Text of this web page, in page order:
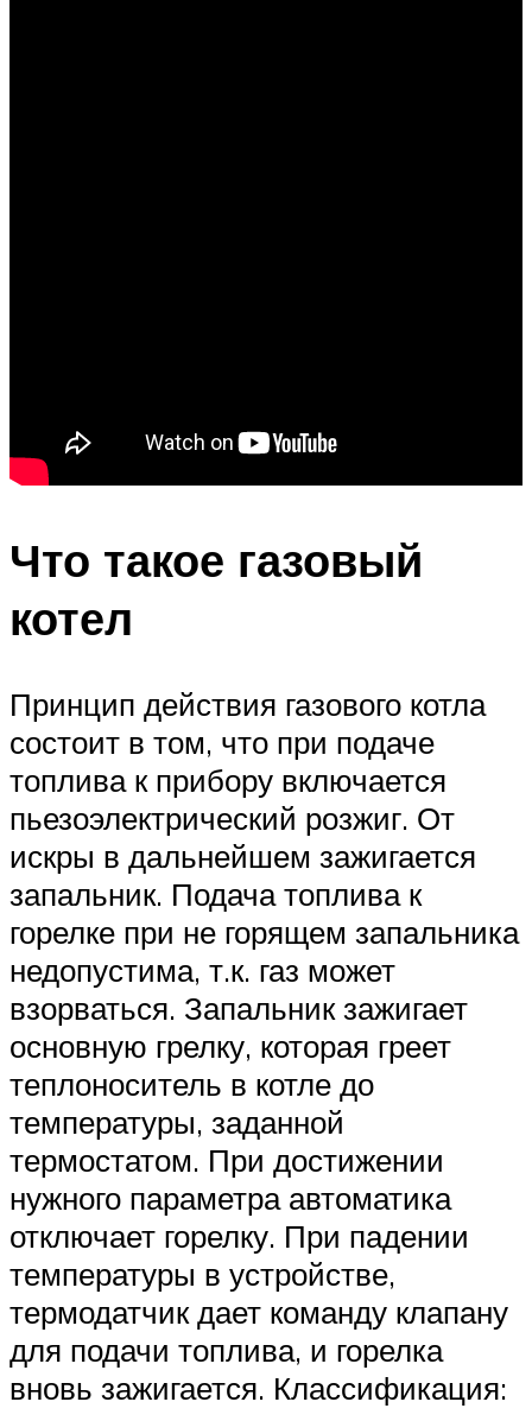
Что такое газовый
котел
Принцип действия газового котла
состоит в том, что при подаче
топлива к прибору включается
пьезоэлектрический розжиг. От
искры в дальнейшем зажигается
запальник. Подача топлива к
горелке при не горящем запальника
недопустима, т.к. газ может
взорваться. Запальник зажигает
основную грелку, которая греет
теплоноситель в котле до
температуры, заданной
термостатом. При достижении
нужного параметра автоматика
отключает горелку. При падении
температуры в устройстве,
термодатчик дает команду клапану
для подачи топлива, и горелка
вновь зажигается. Классификация: